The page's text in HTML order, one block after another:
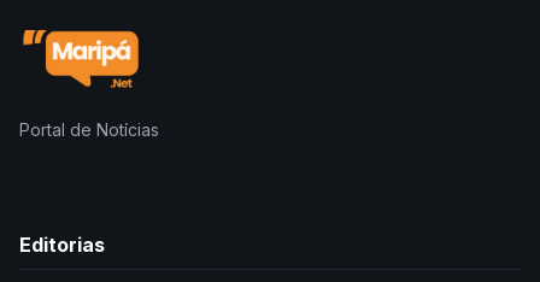
Portal de Notícias
Editorias